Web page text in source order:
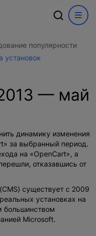
популярности
установок
— май
динамику изменения
за выбранный период.
на «OpenCart», а
отказавшись от
существует с 2009
установках на
большинством
Microsoft.
запроса. Пожалуйста,